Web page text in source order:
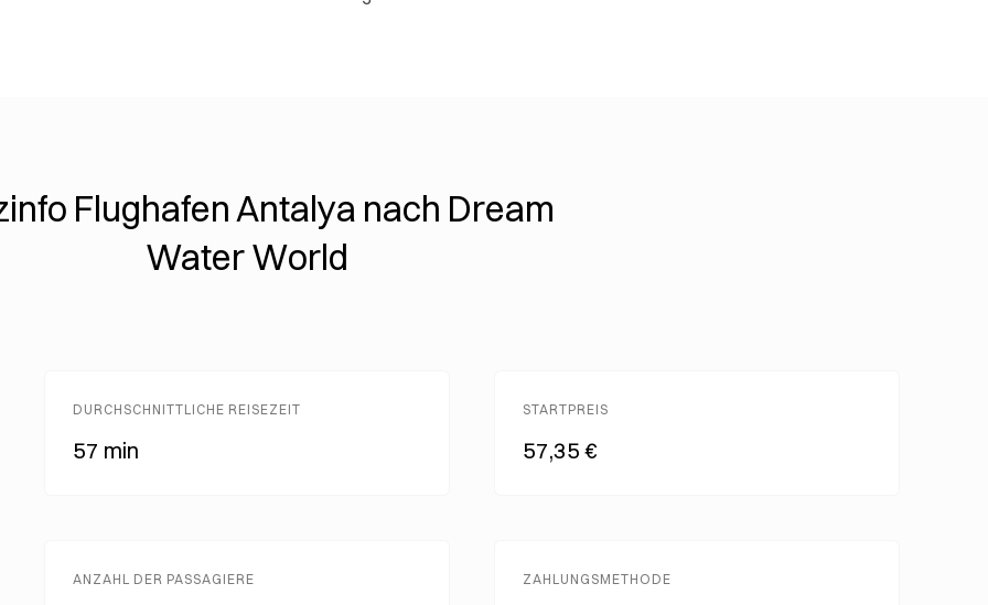
Flughafen Antalya nach Dream
Water World
DURCHSCHNITTLICHE REISEZEIT
57 min
STARTPREIS
57,35 €
ANZAHL DER PASSAGIERE ZAHLUNGSMETHODE